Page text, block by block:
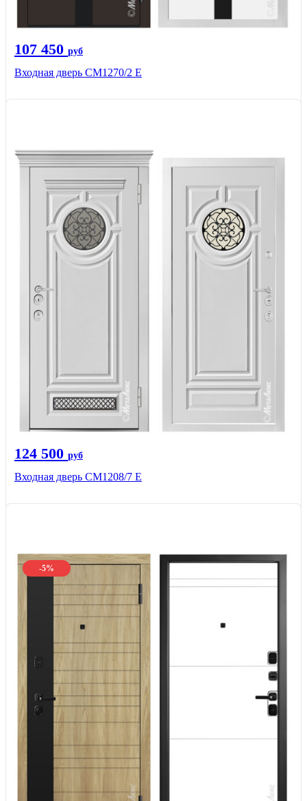
107 450 руб
Входная дверь CМ1270/2 Е
124 500 руб
Входная дверь СМ1208/7 E
-5%